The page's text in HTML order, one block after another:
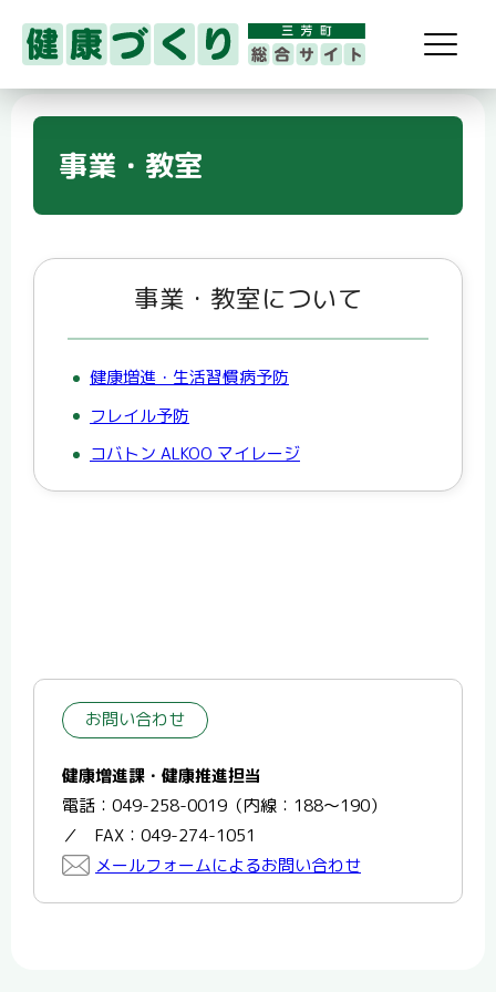
事業・教室
事業・教室について
健康増進・生活習慣病予防
フレイル予防
コバトン ALKOO マイレージ
お問い合わせ
健康増進課・健康推進担当
電話：049-258-0019（内線：188～190）
／ FAX：049-274-1051
メールフォームによるお問い合わせ